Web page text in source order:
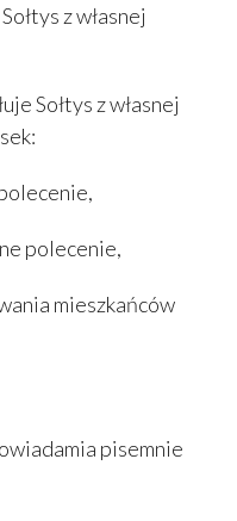
z własnej
Sołtys z własnej
polecenie,
mieszkańców
pisemnie